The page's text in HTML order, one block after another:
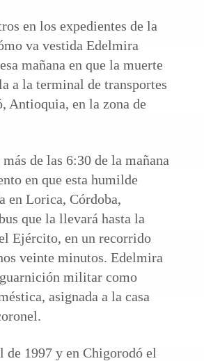
en los expedientes de la
va vestida Edelmira
mañana en que la muerte
a la terminal de transportes
Antioquia, en la zona de
de las 6:30 de la mañana
en que esta humilde
en Lorica, Córdoba,
que la llevará hasta la
Ejército, en un recorrido
veinte minutos. Edelmira
militar como
asignada a la casa
de 1997 y en Chigorodó el